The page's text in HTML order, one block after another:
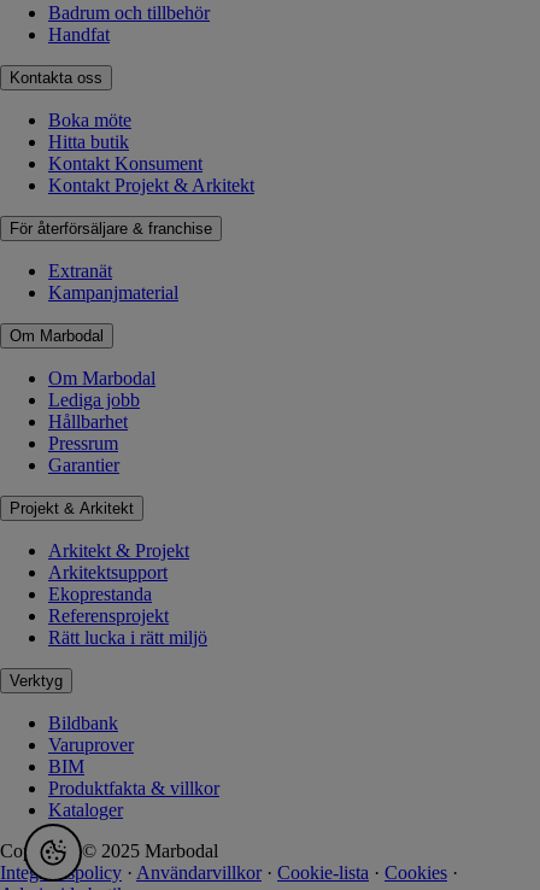
Badrum och tillbehör
Handfat
Kontakta oss
Boka möte
Hitta butik
Kontakt Konsument
Kontakt Projekt & Arkitekt
För återförsäljare & franchise
Extranät
Kampanjmaterial
Om Marbodal
Om Marbodal
Lediga jobb
Hållbarhet
Pressrum
Garantier
Projekt & Arkitekt
Arkitekt & Projekt
Arkitektsupport
Ekoprestanda
Referensprojekt
Rätt lucka i rätt miljö
Verktyg
Bildbank
Varuprover
BIM
Produktfakta & villkor
Kataloger
Copyright © 2025 Marbodal
Integritetspolicy · Användarvillkor · Cookie-lista · Cookies ·